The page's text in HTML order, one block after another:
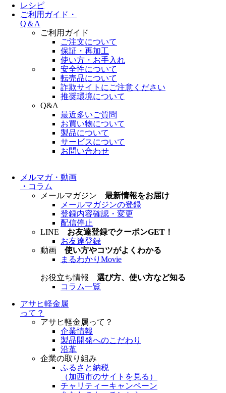
レシピ
ご利用ガイド・
Q＆A
ご利用ガイド
ご注文について
保証・再加工
使い方・お手入れ
安全性について
転売品について
詐欺サイトにご注意ください
推奨環境について
Q&A
最近多いご質問
お買い物について
製品について
サービスについて
お問い合わせ
メルマガ・動画
・ コラム
メールマガジン 最新情報をお届け
メールマガジンの登録
登録内容確認・変更
配信停止
LINE お友達登録でクーポンGET！
お友達登録
動画 使い方やコツがよくわかる
まるわかりMovie
お役立ち情報 選び方、使い方など知る
コラム一覧
アサヒ軽金属
って？
アサヒ軽金属って？
企業情報
製品開発へのこだわり
沿革
企業の取り組み
ふるさと納税
（加西市のサイトを見る ）
チャリティーキャンペーン